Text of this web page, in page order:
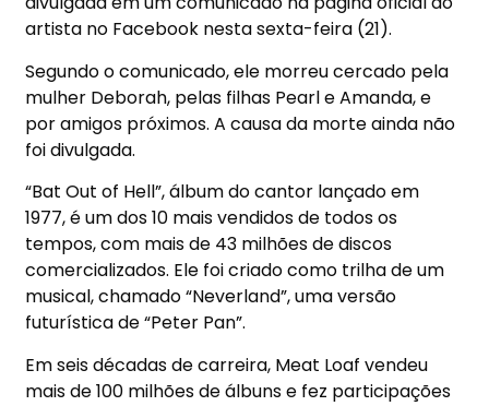
artista no Facebook nesta sexta-feira (21).
Segundo o comunicado, ele morreu cercado pela
mulher Deborah, pelas filhas Pearl e Amanda, e
por amigos próximos. A causa da morte ainda não
foi divulgada.
“Bat Out of Hell”, álbum do cantor lançado em
1977, é um dos 10 mais vendidos de todos os
tempos, com mais de 43 milhões de discos
comercializados. Ele foi criado como trilha de um
musical, chamado “Neverland”, uma versão
futurística de “Peter Pan”.
Em seis décadas de carreira, Meat Loaf vendeu
mais de 100 milhões de álbuns e fez participações